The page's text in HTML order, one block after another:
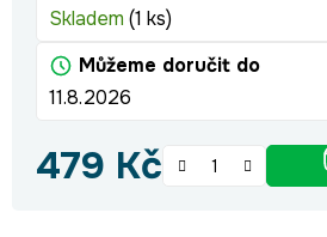
Skladem (1 ks)
Můžeme doručit do
11.8.2026
479 Kč